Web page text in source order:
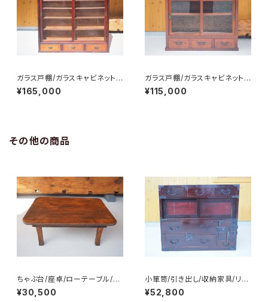
ガラス戸棚/ガラスキャビネット/
食器棚/飾り棚/No.0325
¥165,000
ガラス戸棚/ガラスキャビネット/
食器棚/飾り棚/No.0222
¥115,000
その他の商品
ちゃぶ台/座卓/ローテーブル/N
o.0351
¥30,500
小箪笥/引き出し/収納家具/リビ
ングボード/No.0263
¥52,800